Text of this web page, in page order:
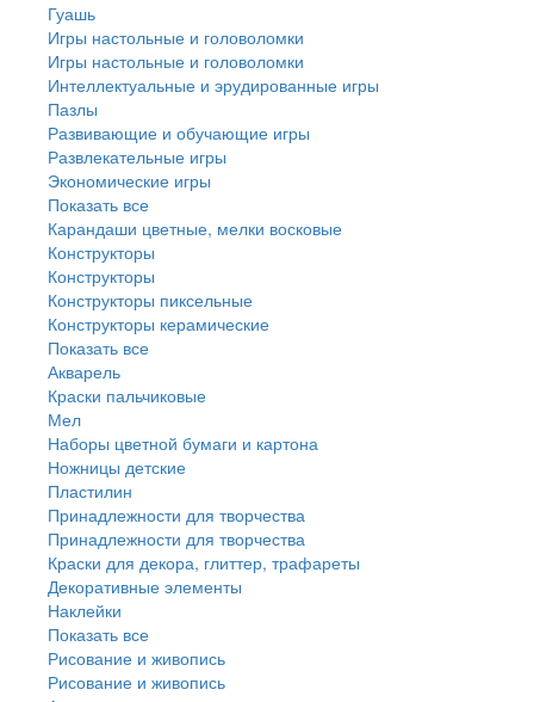
Гуашь
Игры настольные и головоломки
Игры настольные и головоломки
Интеллектуальные и эрудированные игры
Пазлы
Развивающие и обучающие игры
Развлекательные игры
Экономические игры
Показать все
Карандаши цветные, мелки восковые
Конструкторы
Конструкторы
Конструкторы пиксельные
Конструкторы керамические
Показать все
Акварель
Краски пальчиковые
Мел
Наборы цветной бумаги и картона
Ножницы детские
Пластилин
Принадлежности для творчества
Принадлежности для творчества
Краски для декора, глиттер, трафареты
Декоративные элементы
Наклейки
Показать все
Рисование и живопись
Рисование и живопись